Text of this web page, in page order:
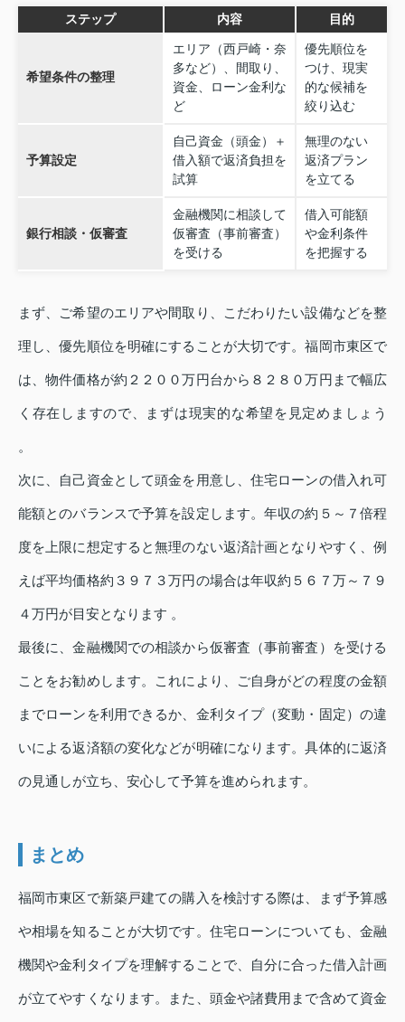
ステップ 内容 目的
希望条件の整理
エリア（西戸崎・奈
多など）、間取り、
資金、ローン金利な
ど
優先順位を
つけ、現実
的な候補を
絞り込む
予算設定
自己資金（頭金）＋
借入額で返済負担を
試算
無理のない
返済プラン
を立てる
銀行相談・仮審査
金融機関に相談して
仮審査（事前審査）
を受ける
借入可能額
や金利条件
を把握する
まず、ご希望のエリアや間取り、こだわりたい設備などを整
理し、優先順位を明確にすることが大切です。福岡市東区で
は、物件価格が約２２００万円台から８２８０万円まで幅広
く存在しますので、まずは現実的な希望を見定めましょう
。
次に、自己資金として頭金を用意し、住宅ローンの借入れ可
能額とのバランスで予算を設定します。年収の約５～７倍程
度を上限に想定すると無理のない返済計画となりやすく、例
えば平均価格約３９７３万円の場合は年収約５６７万～７９
４万円が目安となります 。
最後に、金融機関での相談から仮審査（事前審査）を受ける
ことをお勧めします。これにより、ご自身がどの程度の金額
までローンを利用できるか、金利タイプ（変動・固定）の違
いによる返済額の変化などが明確になります。具体的に返済
の見通しが立ち、安心して予算を進められます。
まとめ
福岡市東区で新築戸建ての購入を検討する際は、まず予算感
や相場を知ることが大切です。住宅ローンについても、金融
機関や金利タイプを理解することで、自分に合った借入計画
が立てやすくなります。また、頭金や諸費用まで含めて資金